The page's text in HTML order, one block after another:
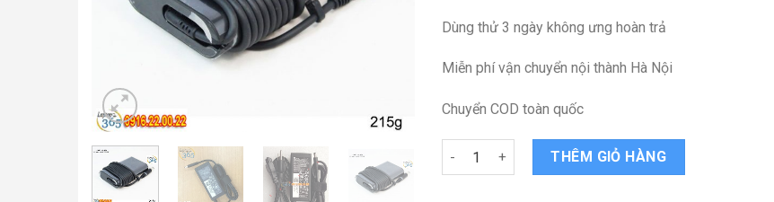
Dùng thử 3 ngày không ưng hoàn trả
Miễn phí vận chuyển nội thành Hà Nội
Chuyển COD toàn quốc
Sạc Laptop Dell Latitude E5470 quantity
THÊM GIỎ HÀNG